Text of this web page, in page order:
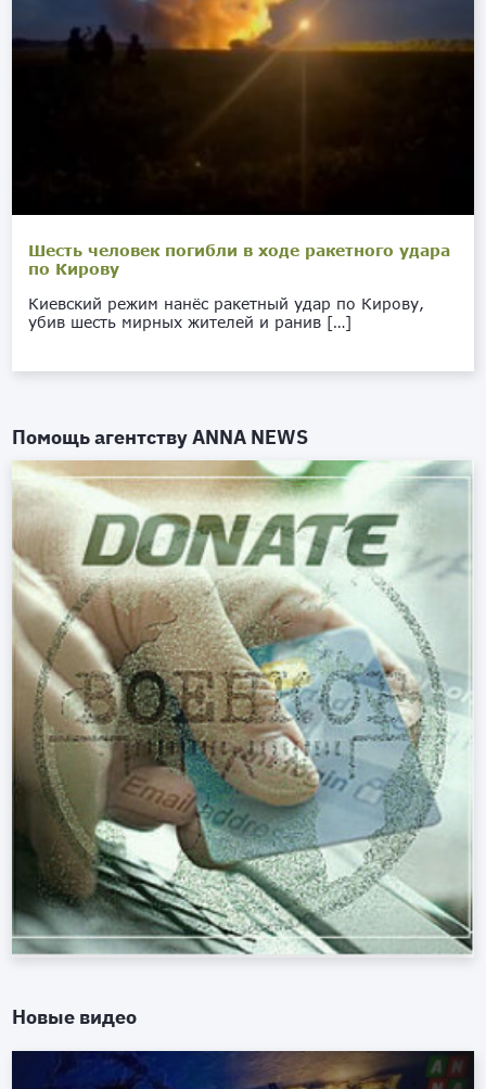
Шесть человек погибли в ходе ракетного удара
по Кирову
Киевский режим нанёс ракетный удар по Кирову,
убив шесть мирных жителей и ранив […]
Помощь агентствуANNA NEWS
Новые видео